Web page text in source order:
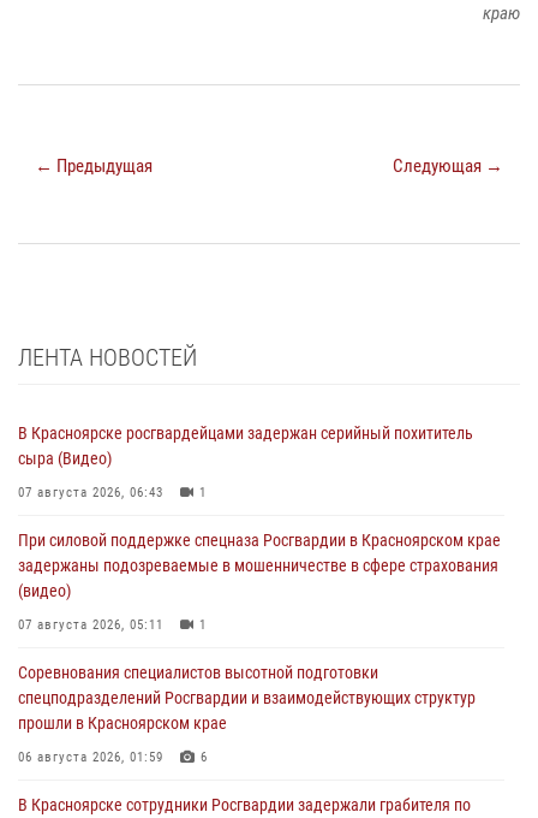
краю
← Предыдущая Следующая →
ЛЕНТА НОВОСТЕЙ
В Красноярске росгвардейцами задержан серийный похититель
сыра (Видео)
07 августа 2026, 06:43 1
При силовой поддержке спецназа Росгвардии в Красноярском крае
задержаны подозреваемые в мошенничестве в сфере страхования
(видео)
07 августа 2026, 05:11 1
Соревнования специалистов высотной подготовки
спецподразделений Росгвардии и взаимодействующих структур
прошли в Красноярском крае
06 августа 2026, 01:59 6
В Красноярске сотрудники Росгвардии задержали грабителя по